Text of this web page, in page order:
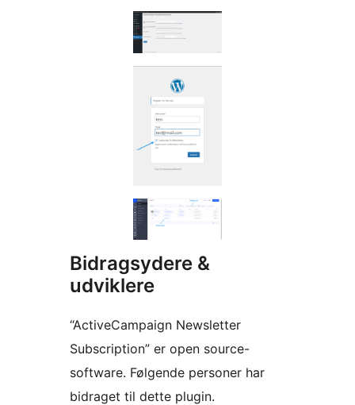
Bidragsydere &
udviklere
“ActiveCampaign Newsletter
Subscription” er open source-
software. Følgende personer har
bidraget til dette plugin.